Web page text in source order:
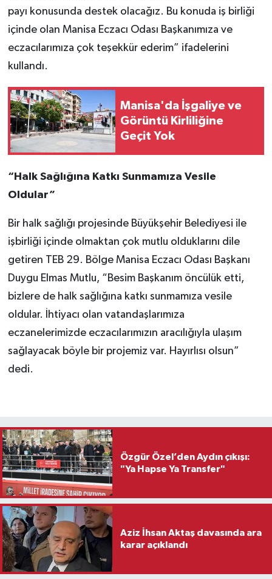
payı konusunda destek olacağız. Bu konuda iş birliği
içinde olan Manisa Eczacı Odası Başkanımıza ve
eczacılarımıza çok teşekkür ederim” ifadelerini
kullandı.
Manisa'da İşgaliye ve
Görüntü Kirliliğine
Geçit Yok
“Halk Sağlığına Katkı Sunmamıza Vesile
Oldular”
Bir halk sağlığı projesinde Büyükşehir Belediyesi ile
işbirliği içinde olmaktan çok mutlu olduklarını dile
getiren TEB 29. Bölge Manisa Eczacı Odası Başkanı
Duygu Elmas Mutlu, “Besim Başkanım öncülük etti,
bizlere de halk sağlığına katkı sunmamıza vesile
oldular. İhtiyacı olan vatandaşlarımıza
eczanelerimizde eczacılarımızın aracılığıyla ulaşım
sağlayacak böyle bir projemiz var. Hayırlısı olsun”
dedi.
Özgür Özel’den Aydın çıkışı:
"Ya Hapse Ya Transfer"
Aziz İhsan Aktaş davasında ara
karar açıklandı